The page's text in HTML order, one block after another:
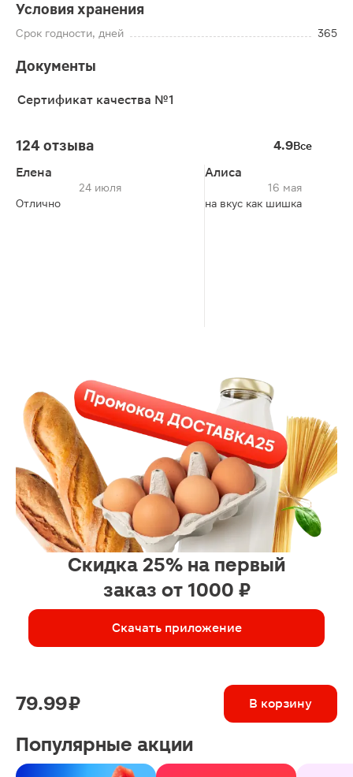
Условия хранения
Срок годности, дней 365
Документы
Сертификат качества №1
124 отзыва 4.9Все
Елена
24 июля
Отлично
Алиса
16 мая
на вкус как шишка
Скидка 25% на первый
заказ от 1000 ₽
Скачать приложение
79.99 ₽ В корзину
Популярные акции